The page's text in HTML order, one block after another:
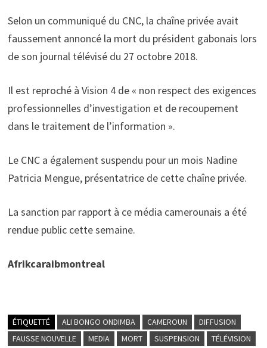
Selon un communiqué du CNC, la chaîne privée avait
faussement annoncé la mort du président gabonais lors
de son journal télévisé du 27 octobre 2018.
Il est reproché à Vision 4 de « non respect des exigences
professionnelles d’investigation et de recoupement
dans le traitement de l’information ».
Le CNC a également suspendu pour un mois Nadine
Patricia Mengue, présentatrice de cette chaîne privée.
La sanction par rapport à ce média camerounais a été
rendue public cette semaine.
Afrikcaraibmontreal
ÉTIQUETTÉ ALI BONGO ONDIMBA CAMEROUN
DIFFUSION
FAUSSE NOUVELLE
MEDIA MORT SUSPENSION
TÉLÉVISION